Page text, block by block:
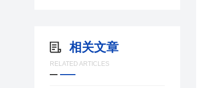
相关文章
RELATED ARTICLES